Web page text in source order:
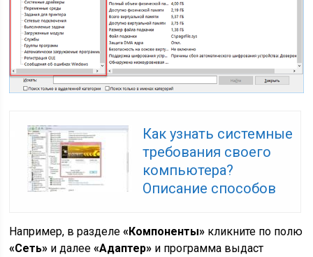
Как узнать системные
требования своего
компьютера?
Описание способов
Например, в разделе«Компоненты» кликните по полю
«Сеть» и далее«Адаптер» и программа выдаст